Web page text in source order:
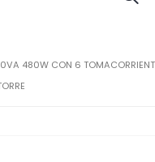
480W CON 6